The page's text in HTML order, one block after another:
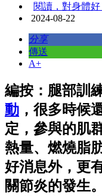
閱讀，對身體好
2024-08-22
分享
傳送
A+
編按：腿部訓
動 ，很多時候
定，參與的肌
熱量、燃燒脂
好消息外，更
關節炎的發生